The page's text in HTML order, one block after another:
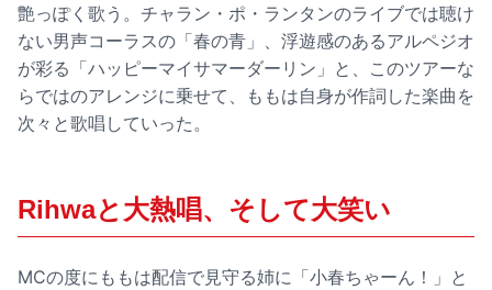
艶っぽく歌う。チャラン・ポ・ランタンのライブでは聴け
ない男声コーラスの「春の青」、浮遊感のあるアルペジオ
が彩る「ハッピーマイサマーダーリン」と、このツアーな
らではのアレンジに乗せて、ももは自身が作詞した楽曲を
次々と歌唱していった。
Rihwaと大熱唱、そして大笑い
MCの度にももは配信で見守る姉に「小春ちゃーん！」と